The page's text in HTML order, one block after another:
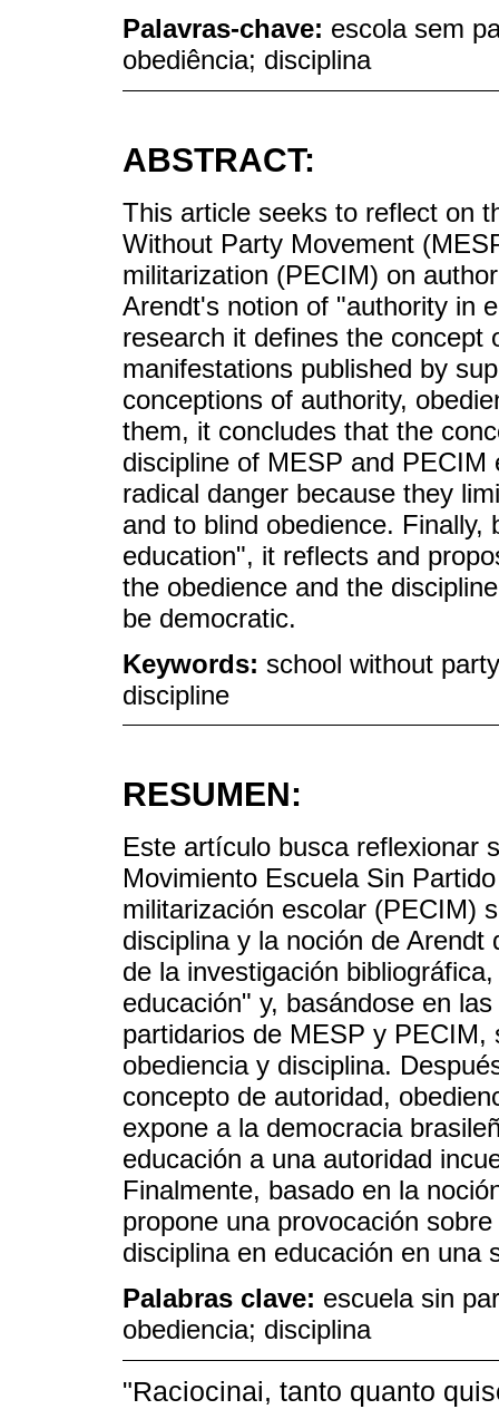
Palavras-chave: escola sem
obediência; disciplina
ABSTRACT:
This article seeks to reflect on
Without Party Movement
militarization (PECIM) on
Arendt's notion of "authority in
research it defines the concept
manifestations published by
conceptions of authority,
them, it concludes that the
discipline of MESP and
radical danger because they
and to blind obedience.
education", it reflects and
the obedience and the
be democratic.
Keywords: school without
discipline
RESUMEN:
Este artículo busca reflexionar
Movimiento Escuela Sin
militarización escolar (PECIM)
disciplina y la noción de
de la investigación
educación" y, basándose en
partidarios de MESP y
obediencia y disciplina.
concepto de autoridad,
expone a la democracia
educación a una autoridad
Finalmente, basado en la
propone una provocación
disciplina en educación en una
Palabras clave: escuela sin
obediencia; disciplina
"Raciocinai, tanto quanto